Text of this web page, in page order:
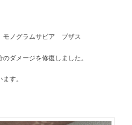
モノグラムサビア ブザス
ダメージを修復しました。
す。